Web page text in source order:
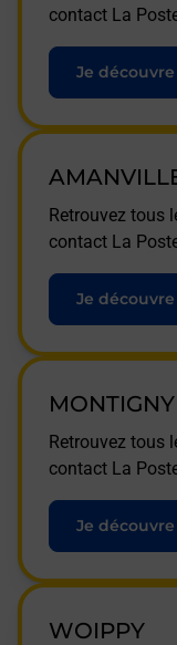
contact La
Je découvre
Retrouvez tous
contact La
Je découvre
Retrouvez tous
contact La
Je découvre
WOIPPY